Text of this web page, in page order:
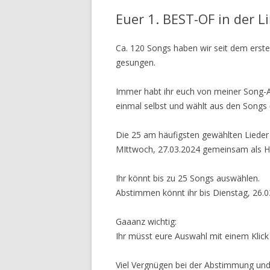
Euer 1. BEST-OF in der
Ca. 120 Songs haben wir seit dem
gesungen.
Immer habt ihr euch von meiner
einmal selbst und wählt aus den Songs
Die 25 am häufigsten gewählten
MIttwoch, 27.03.2024 gemeinsam als
Ihr könnt bis zu 25 Songs auswählen.
Abstimmen könnt ihr bis Dienstag,
Gaaanz wichtig:
Ihr müsst eure Auswahl mit einem
Viel Vergnügen bei der Abstimmung